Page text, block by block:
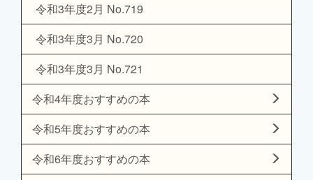
令和3年度2月 No.719
令和3年度3月 No.720
令和3年度3月 No.721
令和4年度おすすめの本
令和5年度おすすめの本
令和6年度おすすめの本